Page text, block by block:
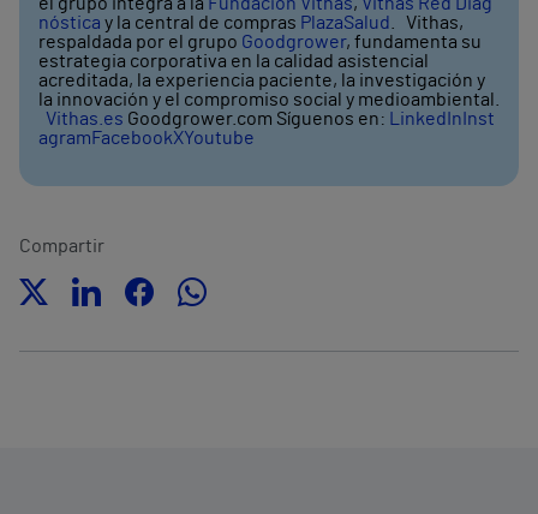
nóstica y la central de compras PlazaSalud
. Vithas,
respaldada por el grupo Goodgrower, fundamenta su
estrategia corporativa en la calidad asistencial
acreditada, la experiencia paciente, la investigación y
la innovación y el compromiso social y medioambiental.
Vithas.es Goodgrower.com Síguenos en: LinkedIn Inst
agramFacebookXYoutube
Compartir